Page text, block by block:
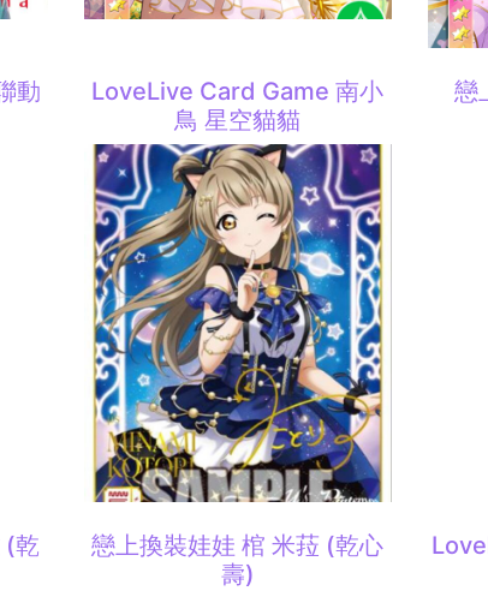
動
LoveLive Card Game 南小
鳥 星空貓貓
戀
(乾
戀上換裝娃娃 棺 米菈 (乾心
壽)